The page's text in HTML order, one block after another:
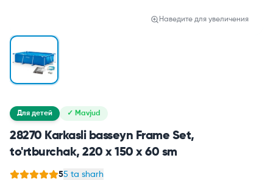
Наведите для увеличения
Для детей ✓ Mavjud
28270 Karkasli basseyn Frame Set,
to'rtburchak, 220 x 150 x 60 sm
55 ta sharh